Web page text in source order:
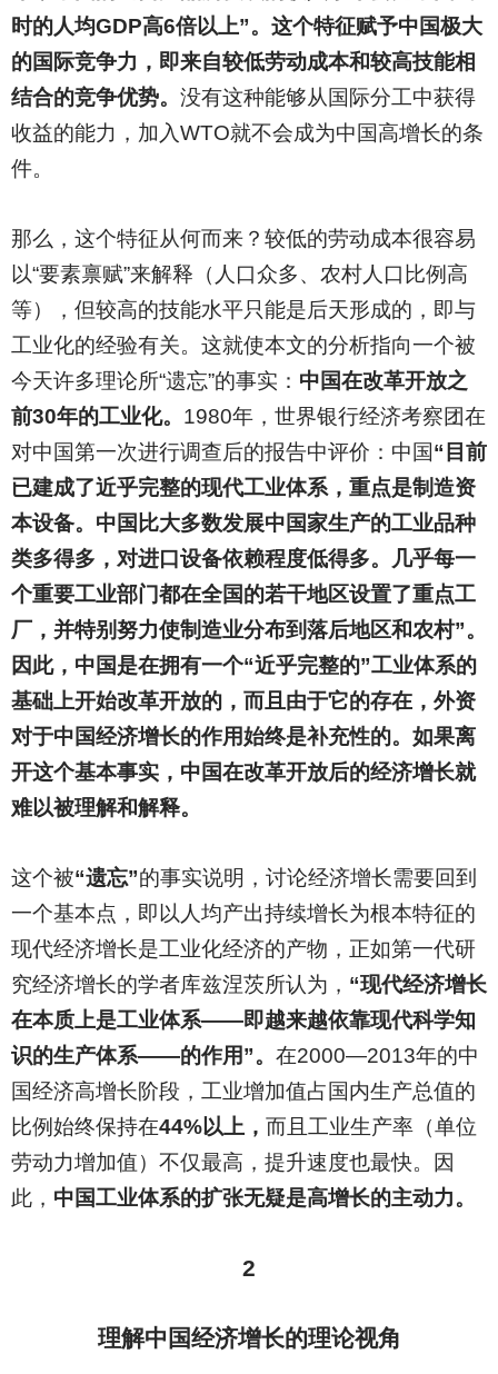
时的人均GDP高6倍以上”。这个特征赋予中国极大
的国际竞争力，即来自较低劳动成本和较高技能相
结合的竞争优势。 没有这种能够从国际分工中获得
收益的能力，加入WTO就不会成为中国高增长的条
件。
那么，这个特征从何而来？较低的劳动成本很容易
以“要素禀赋”来解释（人口众多、农村人口比例高
等），但较高的技能水平只能是后天形成的，即与
工业化的经验有关。这就使本文的分析指向一个被
今天许多理论所“遗忘”的事实： 中国在改革开放之
前30年的工业化。 1980年，世界银行经济考察团在
对中国第一次进行调查后的报告中评价：中国“目前
已建成了近乎完整的现代工业体系，重点是制造资
本设备。中国比大多数发展中国家生产的工业品种
类多得多，对进口设备依赖程度低得多。几乎每一
个重要工业部门都在全国的若干地区设置了重点工
厂，并特别努力使制造业分布到落后地区和农村”。
因此，中国是在拥有一个“近乎完整的”工业体系的
基础上开始改革开放的，而且由于它的存在，外资
对于中国经济增长的作用始终是补充性的。如果离
开这个基本事实，中国在改革开放后的经济增长就
难以被理解和解释。
这个被“遗忘”的事实说明，讨论经济增长需要回到
一个基本点，即以人均产出持续增长为根本特征的
现代经济增长是工业化经济的产物，正如第一代研
究经济增长的学者库兹涅茨所认为， “现代经济增长
在本质上是工业体系——即越来越依靠现代科学知
识的生产体系——的作用”。 在2000—2013年的中
国经济高增长阶段，工业增加值占国内生产总值的
比例始终保持在44%以上， 而且工业生产率（单位
劳动力增加值）不仅最高，提升速度也最快。因
此， 中国工业体系的扩张无疑是高增长的主动力。
2
理解中国经济增长的理论视角